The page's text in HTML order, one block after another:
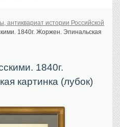
Обычаи
антиквариат истории Российской
1840г. Жоржен. Эпинальская
1840г.
картинка (лубок)